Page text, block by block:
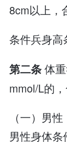
8cm以上，
条件兵身高
第二条体
mmol/L的，
（一）男
男性身体条